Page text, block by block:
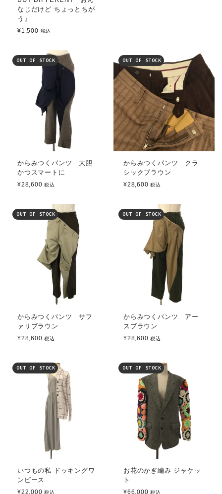
なじだけど ちょっとちが
う』
¥1,500 税込
OUT OF STOCK
からみつくパンツ 大胆
かつスマートに
¥28,600税込
OUT OF STOCK
からみつくパンツ クラ
シックブラウン
¥28,600税込
OUT OF STOCK
からみつくパンツ サフ
ァリブラウン
¥28,600税込
OUT OF STOCK
からみつくパンツ アー
スブラウン
¥28,600税込
OUT OF STOCK
いつもの私 ドッキングワ
ンピース
¥22,000税込
OUT OF STOCK
お花のかぎ編み ジャケッ
ト
¥66,000税込